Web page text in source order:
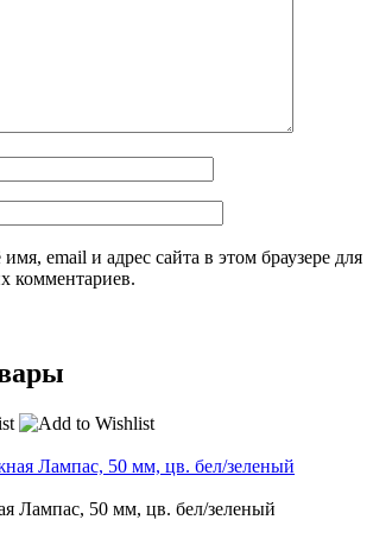
email и адрес сайта в этом браузере для
комментариев.
Лампас, 50 мм, цв. бел/зеленый